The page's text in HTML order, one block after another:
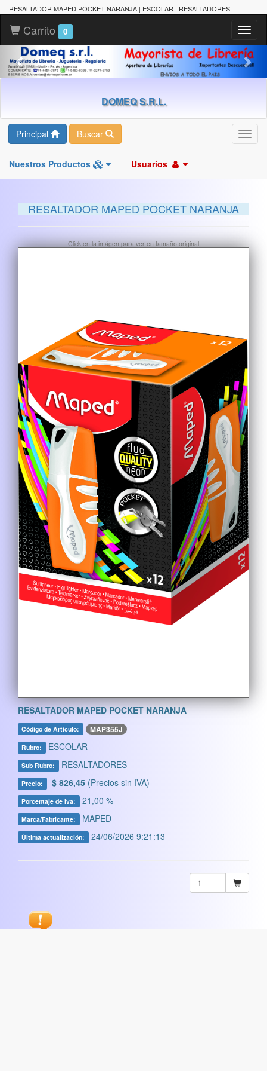
RESALTADOR MAPED POCKET NARANJA | ESCOLAR | RESALTADORES
Carrito 0
DOMEQ S.R.L.
Principal Buscar
Nuestros Productos Usuarios
RESALTADOR MAPED POCKET NARANJA
Click en la imágen para ver en tamaño original
RESALTADOR MAPED POCKET NARANJA
Código de Artículo: MAP355J
Rubro: ESCOLAR
Sub Rubro: RESALTADORES
Precio: $ 826,45 (Precios sin IVA)
Porcentaje de Iva: 21,00 %
Marca/Fabricante: MAPED
Última actualización: 24/06/2026 9:21:13